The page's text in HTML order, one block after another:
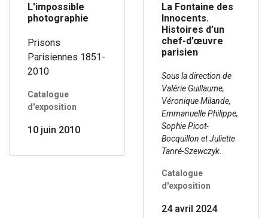
L'impossible
photographie
Prisons
Parisiennes 1851-
2010
Catalogue
d'exposition
10 juin 2010
La Fontaine des
Innocents.
Histoires d’un
chef-d’œuvre
parisien
Sous la direction de
Valérie Guillaume,
Véronique Milande,
Emmanuelle Philippe,
Sophie Picot-
Bocquillon et Juliette
Tanré-Szewczyk.
Catalogue
d'exposition
24 avril 2024